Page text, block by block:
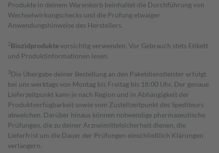
Produkte in deinem Warenkorb beinhaltet die Durchführung von
Wechselwirkungschecks und die Prüfung etwaiger
Anwendungshinweise des Herstellers.
2Biozidproduktevorsichtig verwenden. Vor Gebrauch stets Etikett
und Produktinformationen lesen.
3Die Übergabe deiner Bestellung an den Paketdienstleister erfolgt
bei uns werktags von Montag bis Freitag bis 18:00 Uhr. Der genaue
Lieferzeitpunkt kann je nach Region und in Abhängigkeit der
Produktverfügbarkeit sowie vom Zustellzeitpunkt des Spediteurs
abweichen. Darüber hinaus können notwendige pharmazeutische
Prüfungen, die zu deiner Arzneimittelsicherheit dienen, die
Lieferfrist um die Dauer der Prüfungen einschließlich Klärungen
verlängern.